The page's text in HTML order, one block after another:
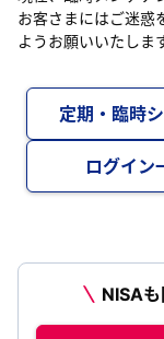
お客さまにはご迷惑
ようお願いいたしま
定期・臨時
ログイン
NISA